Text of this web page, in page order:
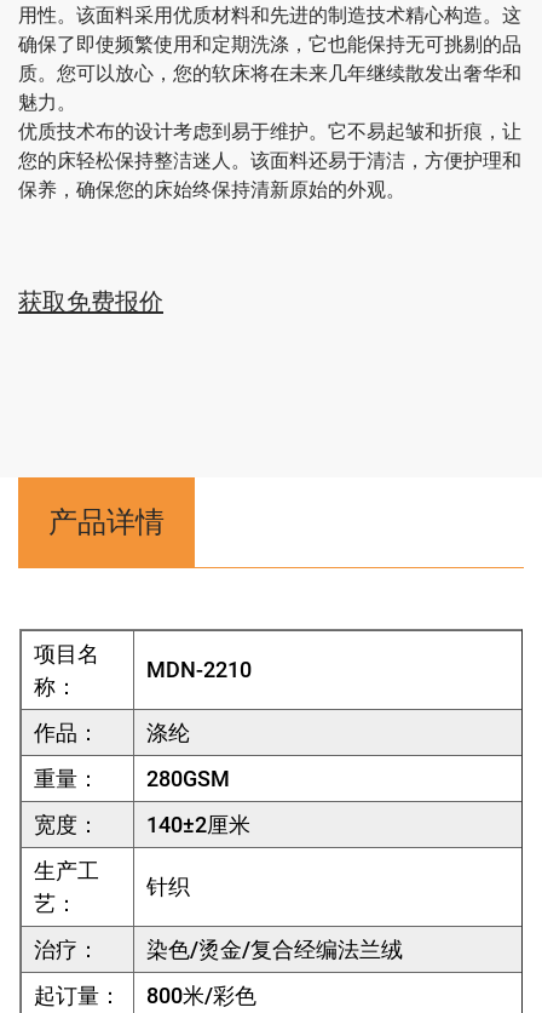
用性。该面料采用优质材料和先进的制造技术精心构造。这
确保了即使频繁使用和定期洗涤，它也能保持无可挑剔的品
质。您可以放心，您的软床将在未来几年继续散发出奢华和
魅力。
优质技术布的设计考虑到易于维护。它不易起皱和折痕，让
您的床轻松保持整洁迷人。该面料还易于清洁，方便护理和
保养，确保您的床始终保持清新原始的外观。
获取免费报价
产品详情
项目名
称：
MDN-2210
作品：
涤纶
重量：
280GSM
宽度：
140±2厘米
生产工
艺：
针织
治疗：
染色/烫金/复合经编法兰绒
起订量：
800米/彩色